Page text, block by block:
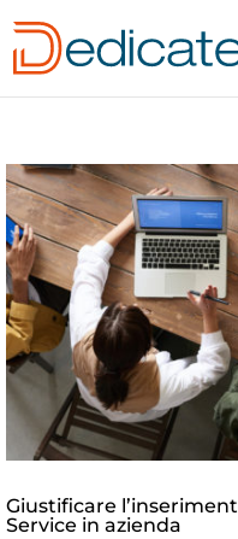
Giustificare
Service in azienda